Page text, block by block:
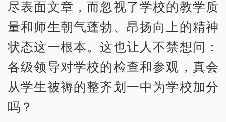
尽表面文章，而忽视了学校的教学质
量和师生朝气蓬勃、昂扬向上的精神
状态这一根本。这也让人不禁想问：
各级领导对学校的检查和参观，真会
从学生被褥的整齐划一中为学校加分
吗？